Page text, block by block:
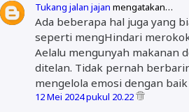
Tukang jalan jajan mengatakan…
Ada beberapa hal juga yang
seperti mengHindari
Aelalu mengunyah makanan
ditelan. Tidak pernah
mengelola emosi dengan
12 Mei 2024 pukul 20.22